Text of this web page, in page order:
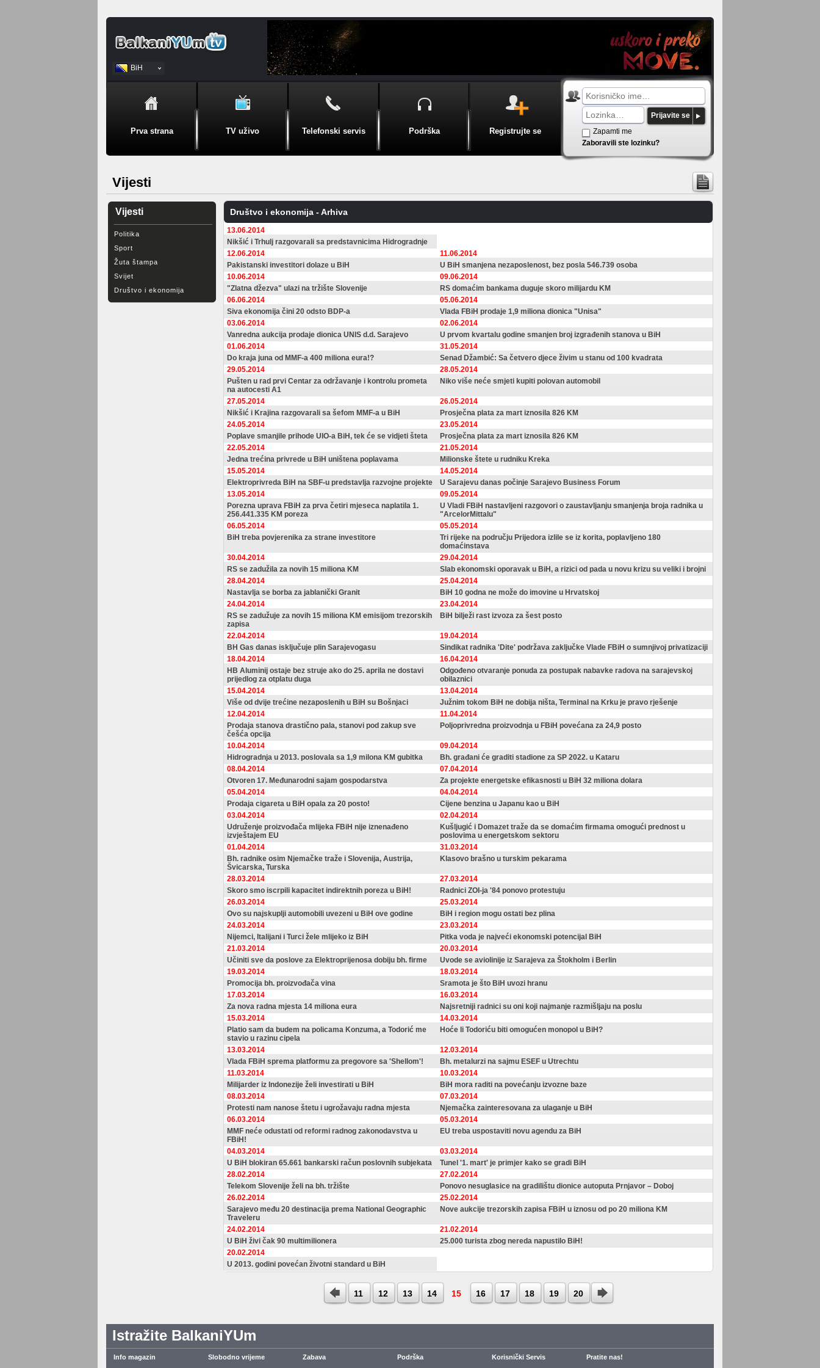
BiH
Srpski
Prva strana TV uživo Telefonski servis Podrška Registrujte se
Prijavite se
Zapamti me
Zaboravili ste lozinku?
Vijesti
Vijesti
Politika
Sport
Žuta štampa
Svijet
Društvo i ekonomija
Društvo i ekonomija - Arhiva
13.06.2014
Nikšić i Trhulj razgovarali sa predstavnicima Hidrogradnje
12.06.2014
Pakistanski investitori dolaze u BiH
11.06.2014
U BiH smanjena nezaposlenost, bez posla 546.739 osoba
10.06.2014
"Zlatna džezva" ulazi na tržište Slovenije
09.06.2014
RS domaćim bankama duguje skoro milijardu KM
06.06.2014
Siva ekonomija čini 20 odsto BDP-a
05.06.2014
Vlada FBiH prodaje 1,9 miliona dionica "Unisa"
03.06.2014
Vanredna aukcija prodaje dionica UNIS d.d. Sarajevo
02.06.2014
U prvom kvartalu godine smanjen broj izgrađenih stanova u BiH
01.06.2014
Do kraja juna od MMF-a 400 miliona eura!?
31.05.2014
Senad Džambić: Sa četvero djece živim u stanu od 100 kvadrata
29.05.2014
Pušten u rad prvi Centar za održavanje i kontrolu prometa
na autocesti A1
28.05.2014
Niko više neće smjeti kupiti polovan automobil
27.05.2014
Nikšić i Krajina razgovarali sa šefom MMF-a u BiH
26.05.2014
Prosječna plata za mart iznosila 826 KM
24.05.2014
Poplave smanjile prihode UIO-a BiH, tek će se vidjeti šteta
23.05.2014
Prosječna plata za mart iznosila 826 KM
22.05.2014
Jedna trećina privrede u BiH uništena poplavama
21.05.2014
Milionske štete u rudniku Kreka
15.05.2014
Elektroprivreda BiH na SBF-u predstavlja razvojne projekte
14.05.2014
U Sarajevu danas počinje Sarajevo Business Forum
13.05.2014
Porezna uprava FBiH za prva četiri mjeseca naplatila 1.
256.441.335 KM poreza
09.05.2014
U Vladi FBiH nastavljeni razgovori o zaustavljanju smanjenja broja radnika u
"ArcelorMittalu"
06.05.2014
BiH treba povjerenika za strane investitore
05.05.2014
Tri rijeke na području Prijedora izlile se iz korita, poplavljeno 180
domaćinstava
30.04.2014
RS se zadužila za novih 15 miliona KM
29.04.2014
Slab ekonomski oporavak u BiH, a rizici od pada u novu krizu su veliki i brojni
28.04.2014
Nastavlja se borba za jablanički Granit
25.04.2014
BiH 10 godna ne može do imovine u Hrvatskoj
24.04.2014
RS se zadužuje za novih 15 miliona KM emisijom trezorskih
zapisa
23.04.2014
BiH bilježi rast izvoza za šest posto
22.04.2014
BH Gas danas isključuje plin Sarajevogasu
19.04.2014
Sindikat radnika 'Dite' podržava zaključke Vlade FBiH o sumnjivoj privatizaciji
18.04.2014
HB Aluminij ostaje bez struje ako do 25. aprila ne dostavi
prijedlog za otplatu duga
16.04.2014
Odgođeno otvaranje ponuda za postupak nabavke radova na sarajevskoj
obilaznici
15.04.2014
Više od dvije trećine nezaposlenih u BiH su Bošnjaci
13.04.2014
Južnim tokom BiH ne dobija ništa, Terminal na Krku je pravo rješenje
12.04.2014
Prodaja stanova drastično pala, stanovi pod zakup sve
češća opcija
11.04.2014
Poljoprivredna proizvodnja u FBiH povećana za 24,9 posto
10.04.2014
Hidrogradnja u 2013. poslovala sa 1,9 milona KM gubitka
09.04.2014
Bh. građani će graditi stadione za SP 2022. u Kataru
08.04.2014
Otvoren 17. Međunarodni sajam gospodarstva
07.04.2014
Za projekte energetske efikasnosti u BiH 32 miliona dolara
05.04.2014
Prodaja cigareta u BiH opala za 20 posto!
04.04.2014
Cijene benzina u Japanu kao u BiH
03.04.2014
Udruženje proizvođača mlijeka FBiH nije iznenađeno
izvještajem EU
02.04.2014
Kušljugić i Domazet traže da se domaćim firmama omogući prednost u
poslovima u energetskom sektoru
01.04.2014
Bh. radnike osim Njemačke traže i Slovenija, Austrija,
Švicarska, Turska
31.03.2014
Klasovo brašno u turskim pekarama
28.03.2014
Skoro smo iscrpili kapacitet indirektnih poreza u BiH!
27.03.2014
Radnici ZOI-ja '84 ponovo protestuju
26.03.2014
Ovo su najskuplji automobili uvezeni u BiH ove godine
25.03.2014
BiH i region mogu ostati bez plina
24.03.2014
Nijemci, Italijani i Turci žele mlijeko iz BiH
23.03.2014
Pitka voda je najveći ekonomski potencijal BiH
21.03.2014
Učiniti sve da poslove za Elektroprijenosa dobiju bh. firme
20.03.2014
Uvode se aviolinije iz Sarajeva za Štokholm i Berlin
19.03.2014
Promocija bh. proizvođača vina
18.03.2014
Sramota je što BiH uvozi hranu
17.03.2014
Za nova radna mjesta 14 miliona eura
16.03.2014
Najsretniji radnici su oni koji najmanje razmišljaju na poslu
15.03.2014
Platio sam da budem na policama Konzuma, a Todorić me
stavio u razinu cipela
14.03.2014
Hoće li Todoriću biti omogućen monopol u BiH?
13.03.2014
Vlada FBiH sprema platformu za pregovore sa 'Shellom'!
12.03.2014
Bh. metalurzi na sajmu ESEF u Utrechtu
11.03.2014
Milijarder iz Indonezije želi investirati u BiH
10.03.2014
BiH mora raditi na povećanju izvozne baze
08.03.2014
Protesti nam nanose štetu i ugrožavaju radna mjesta
07.03.2014
Njemačka zainteresovana za ulaganje u BiH
06.03.2014
MMF neće odustati od reformi radnog zakonodavstva u
FBiH!
05.03.2014
EU treba uspostaviti novu agendu za BiH
04.03.2014
U BiH blokiran 65.661 bankarski račun poslovnih subjekata
03.03.2014
Tunel '1. mart' je primjer kako se gradi BiH
28.02.2014
Telekom Slovenije želi na bh. tržište
27.02.2014
Ponovo nesuglasice na gradilištu dionice autoputa Prnjavor – Doboj
26.02.2014
Sarajevo među 20 destinacija prema National Geographic
Traveleru
25.02.2014
Nove aukcije trezorskih zapisa FBiH u iznosu od po 20 miliona KM
24.02.2014
U BiH živi čak 90 multimilionera
21.02.2014
25.000 turista zbog nereda napustilo BiH!
20.02.2014
U 2013. godini povećan životni standard u BiH
11 12 13 14 15 16 17 18 19 20
Istražite BalkaniYUm
Info magazin Slobodno vrijeme Zabava Podrška Korisnički Servis Pratite nas!